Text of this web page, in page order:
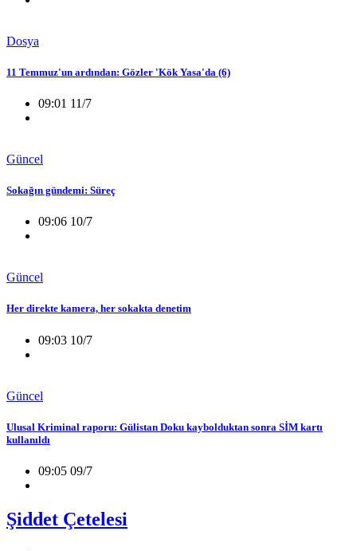
Dosya
11 Temmuz'un ardından: Gözler 'Kök Yasa'da (6)
09:01 11/7
Güncel
Sokağın gündemi: Süreç
09:06 10/7
Güncel
Her direkte kamera, her sokakta denetim
09:03 10/7
Güncel
Ulusal Kriminal raporu: Gülistan Doku kaybolduktan sonra SİM kartı
kullanıldı
09:05 09/7
Şiddet Çetelesi